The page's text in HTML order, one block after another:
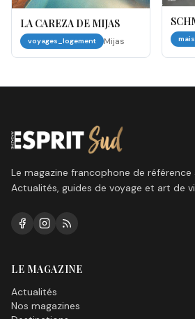
LA CAREZA DE MIJAS
voyages_logement Mijas
Le magazine francophone de référence
Actualités, guides de voyage et art de
LE MAGAZINE
Actualités
Nos magazines